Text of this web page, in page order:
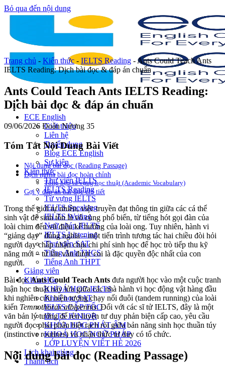
Bỏ qua đến nội dung
ECE English
Giới thiệu
Liên hệ
Tuyển dụng
Blog ECE English
Sự kiện
Kiến thức
Thư viện IELTS
IELTS Reading
Từ vựng IELTS
IELTS Speaking
IELTS Writing
Ngữ pháp IELTS
IELTS Listening
Thư viện SAT
Tiếng Anh THCS
Tiếng Anh THPT
Giảng viên
Khóa Học
KHOÁ HỌC IELTS
Khoá học SAT
IELTS CẤP TỐC
IELTS JUNIOR
KHÓA HỌC PHÁT ÂM
KHOÁ HỌC NGỮ PHÁP
LỚP LUYỆN VIẾT HÈ 2026
Lịch khai giảng
Thành tích
Trang chủ - Kiến thức - IELTS Reading - Ants Could Teach Ants
IELTS Reading: Dịch bài đọc & đáp án chuẩn
Ants Could Teach Ants IELTS Reading:
Dịch bài đọc & đáp án chuẩn
09/06/2026 Đoàn Nương 35
Tóm Tắt Nội Dung Bài Viết
Nội dung bài đọc (Reading Passage)
Dịch nghĩa bài đọc hoàn chỉnh
Tổng hợp từ vựng học thuật (Academic Vocabulary)
Gợi ý đáp án bài đọc chi tiết
Trong thế giới tự nhiên, việc truyền đạt thông tin giữa các cá thể
sinh vật để sinh tồn là vô cùng phổ biến, từ tiếng hót gọi đàn của
loài chim đến vũ điệu kể hướng của loài ong. Tuy nhiên, hành vi
“giảng dạy” đúng nghĩa – một tiến trình tương tác hai chiều đòi hỏi
người dạy chấp nhận chịu chi phí sinh học để học trò tiếp thu kỹ
năng mới – từ lâu vẫn được coi là đặc quyền độc nhất của con
người.
Bài đọcAnts Could Teach Ants đưa người học vào một cuộc tranh
luận học thuật nảy lửa giữa các nhà hành vi học động vật hàng đầu
khi nghiên cứu hiện tượng chạy nối đuôi (tandem running) của loài
kiến Temnothorax albipennis. Đối với các sĩ tử IELTS, đây là một
văn bản lý tưởng để rèn luyện tư duy phản biện cấp cao, yêu cầu
người đọc phải phân biệt rạch ròi giữa bản năng sinh học thuần túy
(instinctive routines) và nhận thức tư duy có tổ chức.
Nội dung bài đọc (Reading Passage)